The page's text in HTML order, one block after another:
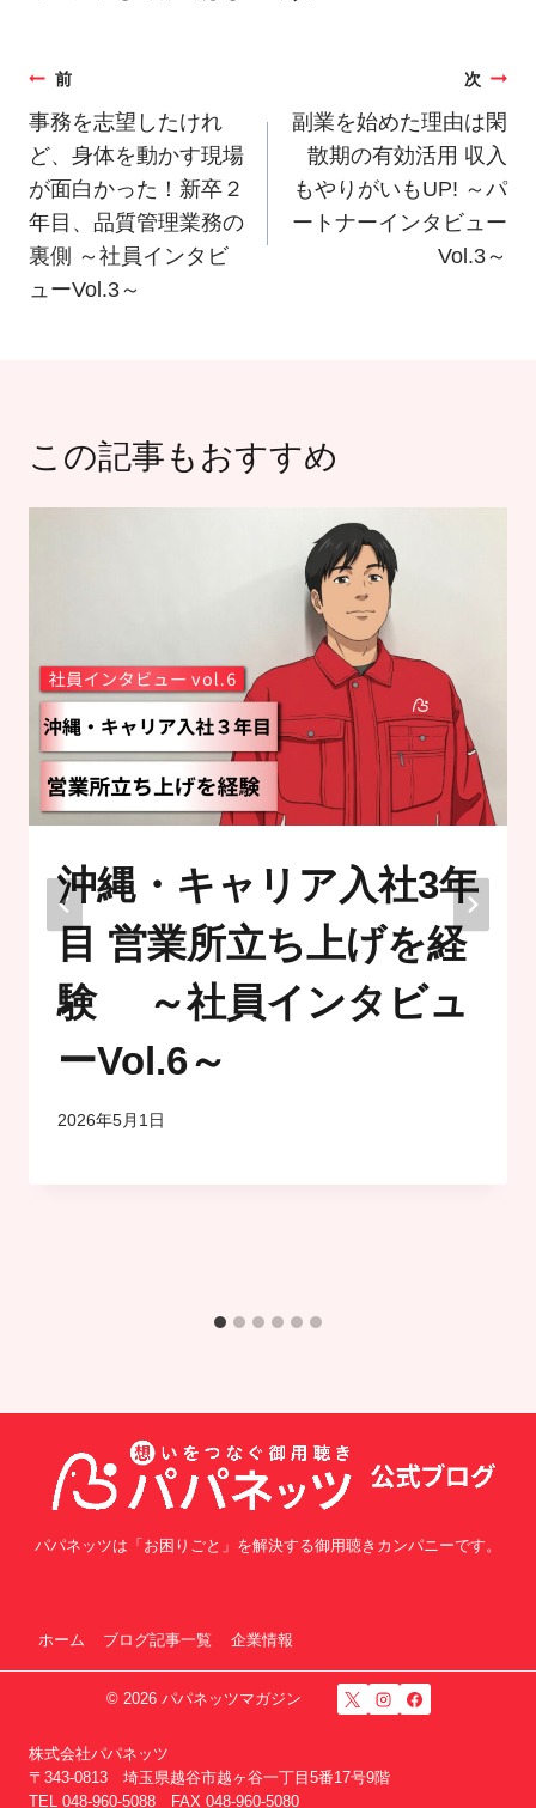
投
稿
ナ
ビ
ゲ
ー
前
事務を志望したけれ
ど、身体を動かす現場
が面白かった！新卒２
年目、品質管理業務の
裏側 ～社員インタビ
ューVol.3～
次
副業を始めた理由は閑
散期の有効活用 収入
もやりがいもUP! ～パ
ートナーインタビュー
Vol.3～
この記事もおすすめ
沖縄・キャリア入社3年
目 営業所立ち上げを経
験 ～社員インタビュ
ーVol.6～
2026年5月1日
パパネッツは「お困りごと」を解決する御用聴きカンパニーです。
ホーム ブログ記事一覧 企業情報
© 2026 パパネッツマガジン
株式会社パパネッツ
〒343-0813 埼玉県越谷市越ヶ谷一丁目5番17号9階
TEL 048-960-5088 FAX 048-960-5080